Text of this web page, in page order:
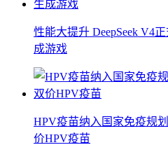
性能大提升 DeepSeek V4
成游戏
HPV疫苗纳入国家免疫规
价HPV疫苗